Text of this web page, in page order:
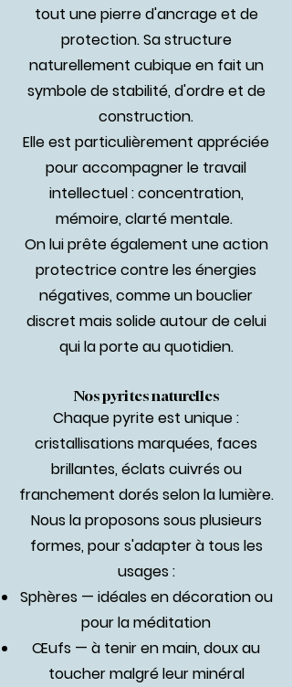
tout une pierre d'ancrage et de
protection. Sa structure
naturellement cubique en fait un
symbole de stabilité, d'ordre et de
construction.
Elle est particulièrement appréciée
pour accompagner le travail
intellectuel : concentration,
mémoire, clarté mentale.
On lui prête également une action
protectrice contre les énergies
négatives, comme un bouclier
discret mais solide autour de celui
qui la porte au quotidien.
Nos pyrites naturelles
Chaque pyrite est unique :
cristallisations marquées, faces
brillantes, éclats cuivrés ou
franchement dorés selon la lumière.
Nous la proposons sous plusieurs
formes, pour s'adapter à tous les
usages :
Sphères — idéales en décoration ou
pour la méditation
Œufs — à tenir en main, doux au
toucher malgré leur minéral